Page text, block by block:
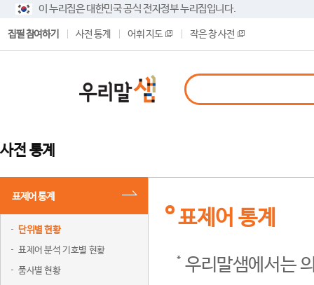
이 누리집은 대한민국 공식 전자정부 누리집입니다.
집필 참여하기 사전 통계 어휘 지도 작은 창 사전
사전 통계
표제어 통계
단위별 현황
표제어 분석 기호별 현황
품사별 현황
표제어 통계
우리말샘에서는